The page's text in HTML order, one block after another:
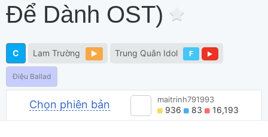
Để Dành OST)
C Lam Trường Trung Quân Idol F
Điệu Ballad
Chọn phiên bản maitrinh791993
936 83 16,193